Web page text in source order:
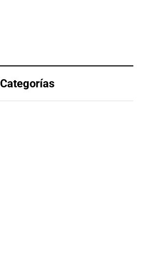
Categorías